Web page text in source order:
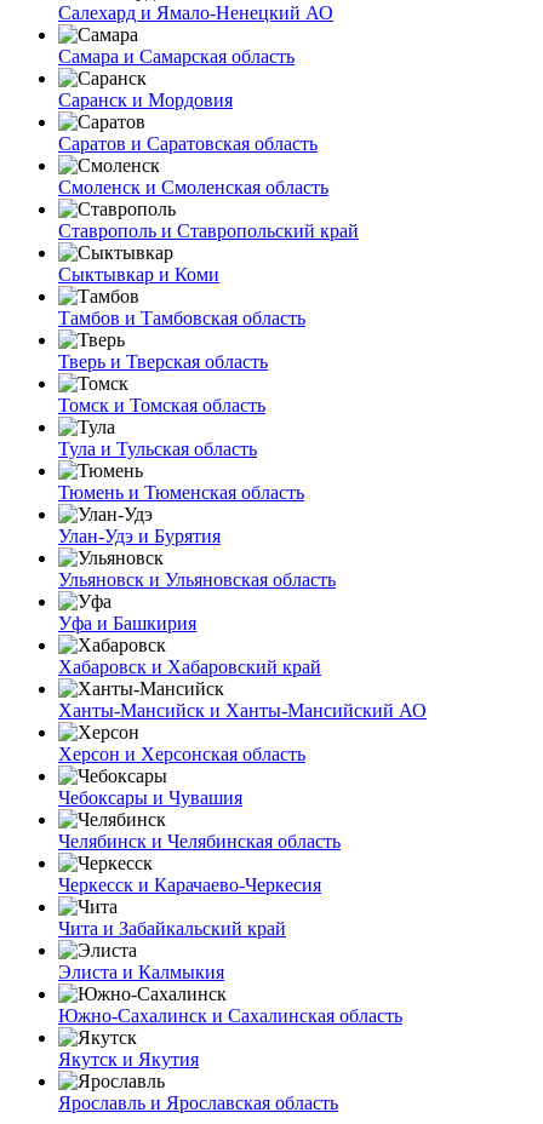
Салехард и Ямало-Ненецкий АО
Самара и Самарская область
Саранск и Мордовия
Саратов и Саратовская область
Смоленск и Смоленская область
Ставрополь и Ставропольский край
Сыктывкар и Коми
Тамбов и Тамбовская область
Тверь и Тверская область
Томск и Томская область
Тула и Тульская область
Тюмень и Тюменская область
Улан-Удэ и Бурятия
Ульяновск и Ульяновская область
Уфа и Башкирия
Хабаровск и Хабаровский край
Ханты-Мансийск и Ханты-Мансийский АО
Херсон и Херсонская область
Чебоксары и Чувашия
Челябинск и Челябинская область
Черкесск и Карачаево-Черкесия
Чита и Забайкальский край
Элиста и Калмыкия
Южно-Сахалинск и Сахалинская область
Якутск и Якутия
Ярославль и Ярославская область